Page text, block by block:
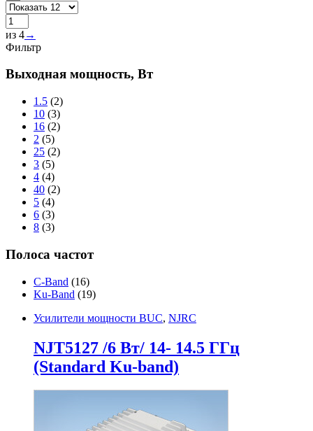
из 4→
Фильтр
Выходная мощность, Вт
1.5 (2)
10 (3)
16 (2)
2 (5)
25 (2)
3 (5)
4 (4)
40 (2)
5 (4)
6 (3)
8 (3)
Полоса частот
C-Band (16)
Ku-Band (19)
Усилители мощности BUC, NJRC
NJT5127 /6 Вт/ 14- 14.5 ГГц
(Standard Ku-band)